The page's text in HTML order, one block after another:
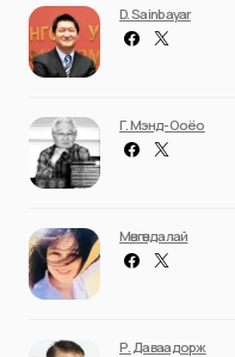
D. Sainbayar
Г. Мэнд-Ооёо
Мөнгөндалай
Р. Даваадорж